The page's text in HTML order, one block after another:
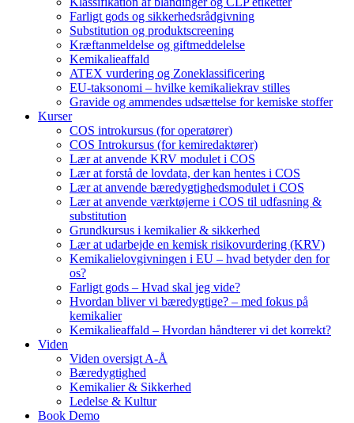
Farligt gods og sikkerhedsrådgivning
Substitution og produktscreening
Kræftanmeldelse og giftmeddelelse
Kemikalieaffald
ATEX vurdering og Zoneklassificering
EU-taksonomi – hvilke kemikaliekrav stilles
Gravide og ammendes udsættelse for kemiske stoffer
Kurser
COS introkursus (for operatører)
COS Introkursus (for kemiredaktører)
Lær at anvende KRV modulet i COS
Lær at forstå de lovdata, der kan hentes i COS
Lær at anvende bæredygtighedsmodulet i COS
Lær at anvende værktøjerne i COS til udfasning &
substitution
Grundkursus i kemikalier & sikkerhed
Lær at udarbejde en kemisk risikovurdering (KRV)
Kemikalielovgivningen i EU – hvad betyder den for
os?
Farligt gods – Hvad skal jeg vide?
Hvordan bliver vi bæredygtige? – med fokus på
kemikalier
Kemikalieaffald – Hvordan håndterer vi det korrekt?
Viden
Viden oversigt A-Å
Bæredygtighed
Kemikalier & Sikkerhed
Ledelse & Kultur
Book Demo